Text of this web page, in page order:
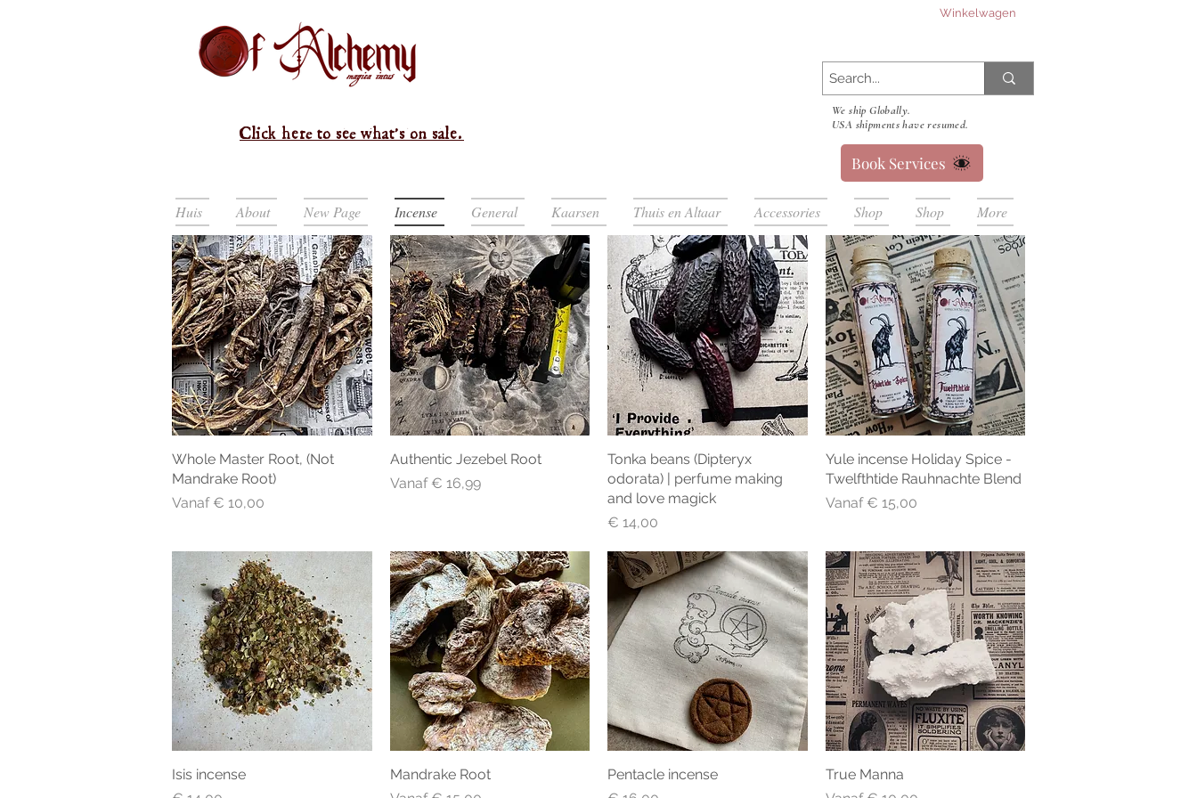
Click here to see what's on sale.
Winkelwagen
We ship Globally.
USA shipments have resumed.
Book Services
Huis About New Page Incense General Kaarsen Thuis en Altaar Accessories Shop Shop More
Snel overzicht
Whole Master Root, (Not
Mandrake Root)
Vanaf€ 10,00
Verkoopprijs
Snel overzicht
Authentic Jezebel Root
Vanaf€ 16,99
Verkoopprijs
Snel overzicht
Tonka beans (Dipteryx
odorata) | perfume making
and love magick
Prijs
€ 14,00
Snel overzicht
Yule incense Holiday Spice -
Twelfthtide Rauhnachte Blend
Vanaf€ 15,00
Verkoopprijs
Snel overzicht
Isis incense
Snel overzicht
Mandrake Root
Snel overzicht
Pentacle incense
Snel overzicht
True Manna